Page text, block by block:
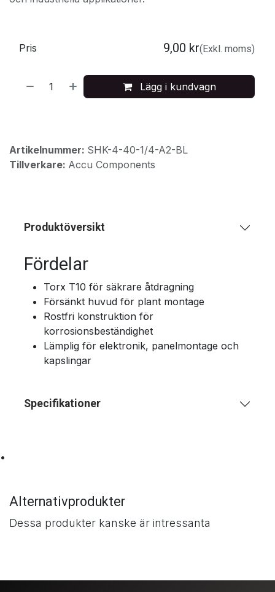
Lägg i kundvagn
Pris 9,00 kr(Exkl. moms)
Artikelnummer: SHK-4-40-1/4-A2-BL
Tillverkare: Accu Components
Produktöversikt
Fördelar
Torx T10 för säkrare åtdragning
Försänkt huvud för plant montage
Rostfri konstruktion för
korrosionsbeständighet
Lämplig för elektronik, panelmontage och
kapslingar
Specifikationer
•
Alternativprodukter
Dessa produkter kanske är intressanta